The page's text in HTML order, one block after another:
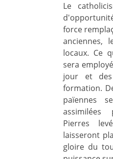
Le
force
anciennes,
locaux. Ce
sera
jour et
formation.
païennes
assimilées
Pierres
laisseront
gloire du